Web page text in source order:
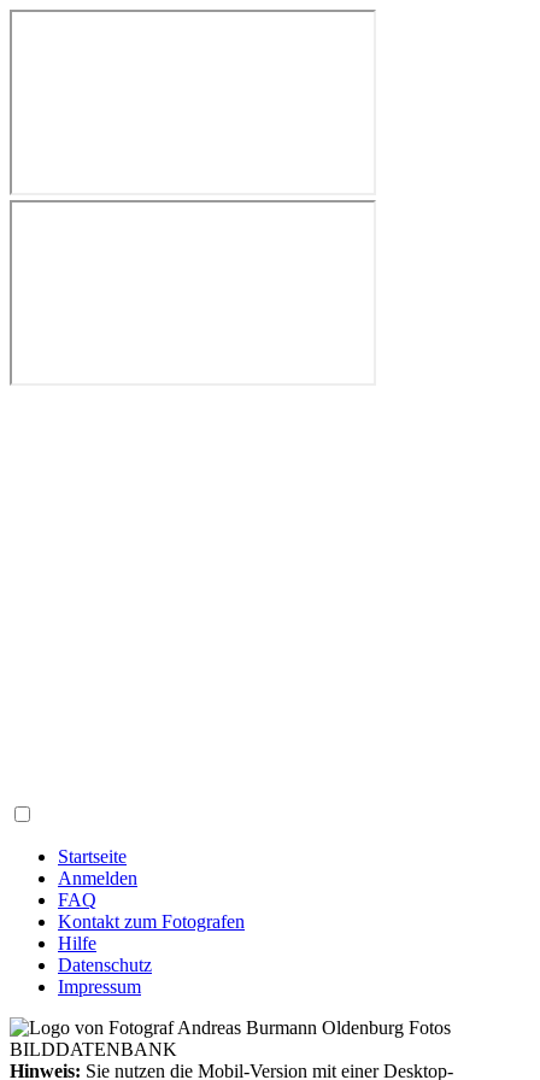
Startseite
Anmelden
FAQ
Kontakt zum Fotografen
Hilfe
Datenschutz
Impressum
Hinweis: Sie nutzen die Mobil-Version mit einer Desktop-